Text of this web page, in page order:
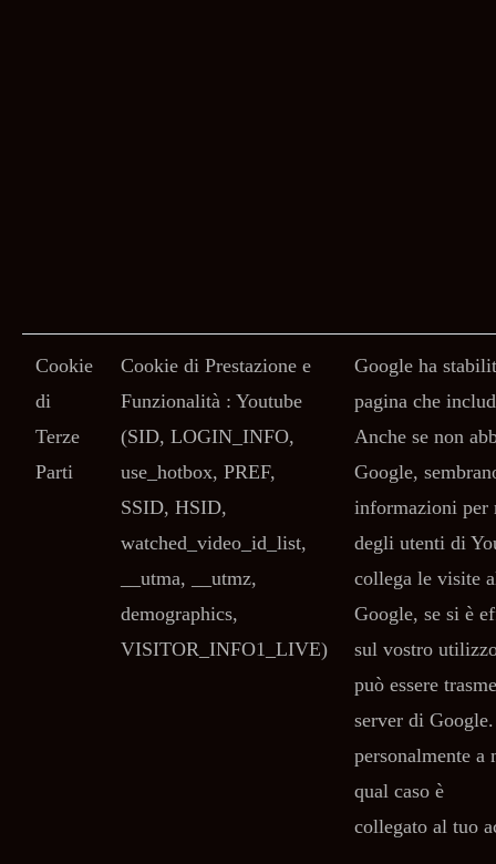
Cookie
di
Terze
Parti
Cookie di Prestazione e
Funzionalità : Youtube
(SID, LOGIN_INFO,
use_hotbox, PREF,
SSID, HSID,
watched_video_id_list,
__utma, __utmz,
demographics,
VISITOR_INFO1_LIVE)
Google ha
pagina che
Anche se non
Google,
informazioni per
degli utenti di
collega le visite
Google, se si è
sul vostro
può essere
server di
personalmente a
qual caso è
collegato al tuo